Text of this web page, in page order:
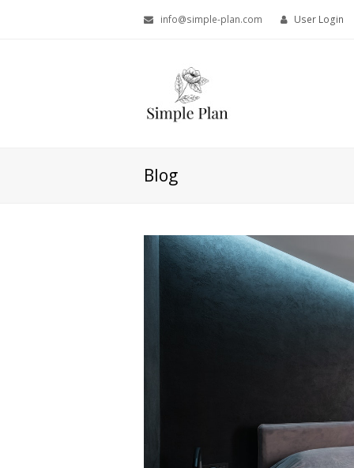
info@simple-plan.com User Login
Blog